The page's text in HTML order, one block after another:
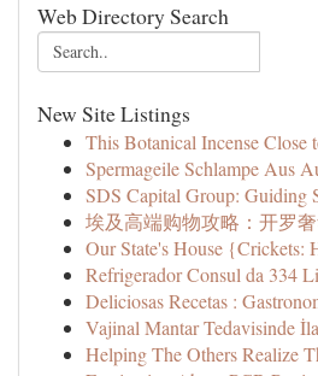
Web Directory Search
New Site Listings
This Botanical Incense Close
Spermageile Schlampe Aus
SDS Capital Group: Guiding
埃及高端购物攻略：开罗
Our State's House {Crickets:
Refrigerador Consul da 334
Deliciosas Recetas :
Vajinal Mantar Tedavisinde
Helping The Others Realize